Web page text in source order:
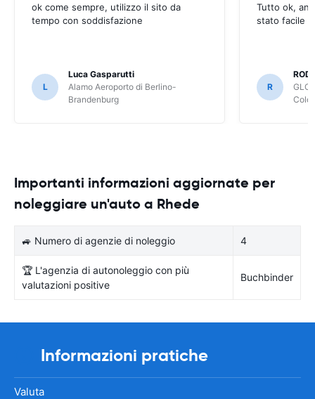
ok come sempre, utilizzo il sito da
tempo con soddisfazione
L
Luca Gasparutti
Alamo Aeroporto di Berlino-
Brandenburg
Tutto ok,
stato facile
R
Importanti informazioni aggiornate per
noleggiare un'auto a Rhede
🚙 Numero di agenzie di noleggio 4
🏆 L'agenzia di autonoleggio con più
valutazioni positive
Buchbinder
Informazioni pratiche
Valuta